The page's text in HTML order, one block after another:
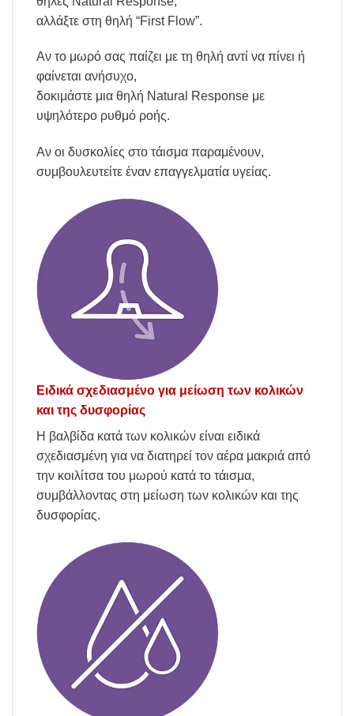
αλλάξτε στη θηλή “First Flow”.
Αν το μωρό σας παίζει με τη θηλή αντί να πίνει ή
φαίνεται ανήσυχο,
δοκιμάστε μια θηλή Natural Response με
υψηλότερο ρυθμό ροής.
Αν οι δυσκολίες στο τάισμα παραμένουν,
συμβουλευτείτε έναν επαγγελματία υγείας.
Ειδικά σχεδιασμένο για μείωση των κολικών
και της δυσφορίας
Η βαλβίδα κατά των κολικών είναι ειδικά
σχεδιασμένη για να διατηρεί τον αέρα μακριά από
την κοιλίτσα του μωρού κατά το τάισμα,
συμβάλλοντας στη μείωση των κολικών και της
δυσφορίας.